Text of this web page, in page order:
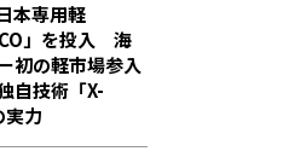
本専用軽
」を投入 海
初の軽市場参入
自技術「X-
実力